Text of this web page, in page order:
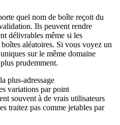
quel nom de boîte reçoit du
Ils peuvent rendre
délivrables même si les
aléatoires. Si vous voyez un
sur le même domaine
prudemment.
plus-adressage
variations par point
souvent à de vrais utilisateurs
traitez pas comme jetables par